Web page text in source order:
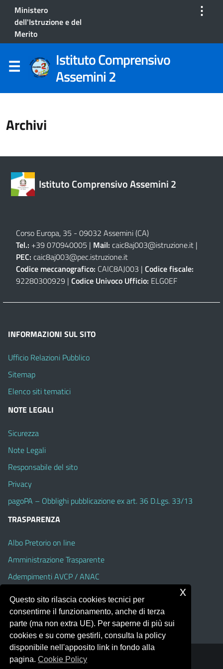
Ministero
dell'Istruzione e del
Merito
⋮
Istituto Comprensivo
Assemini 2
Archivi
Istituto Comprensivo Assemini 2
Corso Europa, 35 - 09032 Assemini (CA)
Tel.: +39 070940005 | Mail: caic8aj003@istruzione.it |
PEC: caic8aj003@pec.istruzione.it
Codice meccanografico: CAIC8AJ003 | Codice fiscale:
92280300929 | Codice Univoco Ufficio: ELG0EF
INFORMAZIONI SUL SITO
Ufficio Relazioni Pubblico
Sitemap
Elenco siti tematici
NOTE LEGALI
Sicurezza
Note Legali
Responsabile del sito
Privacy
pagoPA – Obblighi pubblicazione ex art. 36 D.Lgs. 33/13
TRASPARENZA
Albo Pretorio on line
Amministrazione Trasparente
Adempimenti AVCP / ANAC
Dichiarazione di accessibilità
Portale realizzato con la piattaforma
Questo sito rilascia cookies tecnici per
consentirne il funzionamento, anche di terza
parte (ma non extra UE). Per saperne di più sui
cookies e su come gestirli, consulta la policy
disponibile nell'apposito link in fondo alla
pagina.Cookie Policy
x